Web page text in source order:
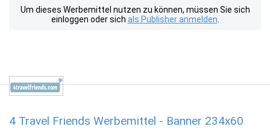
Um dieses Werbemittel nutzen zu können, müssen Sie sich
einloggen oder sich als Publisher anmelden
4 Travel Friends Werbemittel - Banner 234x60